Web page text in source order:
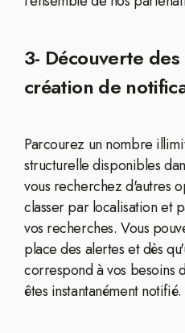
3- Découverte
création de
Parcourez un nombre
structurelle disponibles
vous recherchez d'autres
classer par localisation et
vos recherches. Vous
place des alertes et dès
correspond à vos besoins
êtes instantanément notifié.